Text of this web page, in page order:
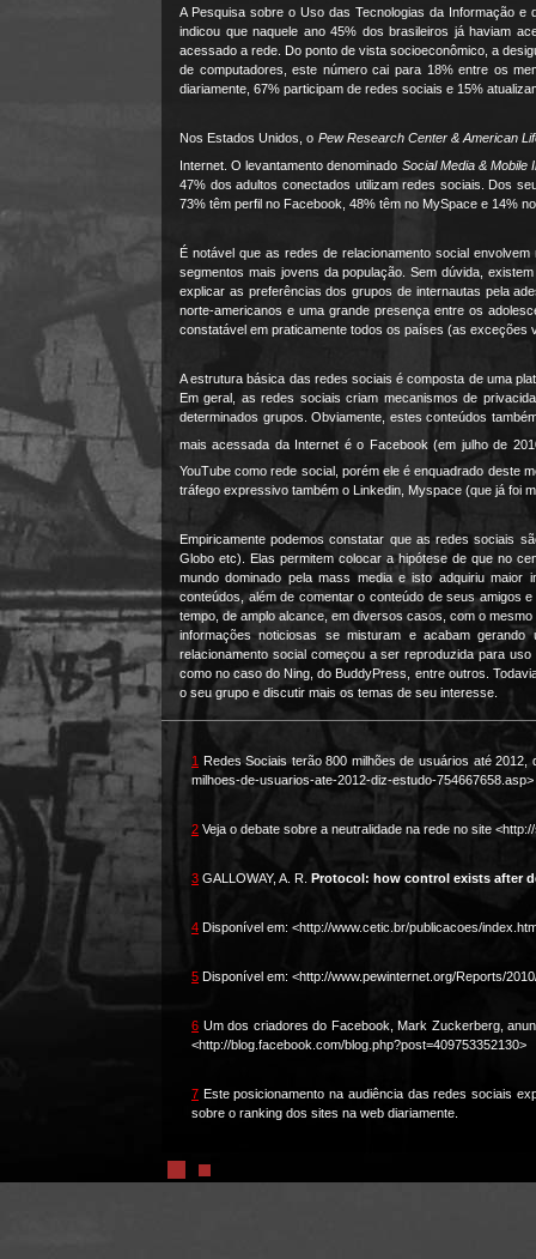
A Pesquisa sobre o Uso das Tecnologias da Informação
indicou que naquele ano 45% dos brasileiros já haviam
acessado a rede. Do ponto de vista socioeconômico, a
de computadores, este número cai para 18% entre os
diariamente, 67% participam de redes sociais e 15%
Nos Estados Unidos, o Pew Research Center & American
Internet. O levantamento denominado Social Media & Mobile
47% dos adultos conectados utilizam redes sociais. Dos
73% têm perfil no Facebook, 48% têm no MySpace e 14%
É notável que as redes de relacionamento social
segmentos mais jovens da população. Sem dúvida,
explicar as preferências dos grupos de internautas pela
norte-americanos e uma grande presença entre os
constatável em praticamente todos os países (as
A estrutura básica das redes sociais é composta de uma
Em geral, as redes sociais criam mecanismos de
determinados grupos. Obviamente, estes conteúdos
mais acessada da Internet é o Facebook (em julho de
YouTube como rede social, porém ele é enquadrado deste
tráfego expressivo também o Linkedin, Myspace (que já foi
Empiricamente podemos constatar que as redes sociais
Globo etc). Elas permitem colocar a hipótese de que no
mundo dominado pela mass media e isto adquiriu
conteúdos, além de comentar o conteúdo de seus amigos
tempo, de amplo alcance, em diversos casos, com o
informações noticiosas se misturam e acabam
relacionamento social começou a ser reproduzida para
como no caso do Ning, do BuddyPress, entre outros.
o seu grupo e discutir mais os temas de seu interesse.
1 Redes Sociais terão 800 milhões de usuários até
milhoes-de-usuarios-ate-2012-diz-estudo-
2 Veja o debate sobre a neutralidade na rede no site
3 GALLOWAY, A. R. Protocol: how control exists after
4 Disponível em: <http://www.cetic.br/publicacoes/
5 Disponível em: <http://www.pewinternet.org/Reports/
6 Um dos criadores do Facebook, Mark Zuckerberg,
<http://blog.facebook.com/blog.php?post=409753352130>
7 Este posicionamento na audiência das redes sociais
sobre o ranking dos sites na web diariamente.